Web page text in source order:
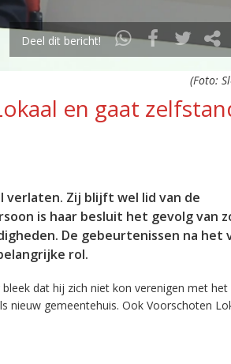
Deel dit bericht!
(Foto:
en gaat
verlaten. Zij blijft wel lid van de
is haar besluit het gevolg van
De gebeurtenissen na het
rol.
dat hij zich niet kon verenigen met het
nieuw gemeentehuis. Ook Voorschoten